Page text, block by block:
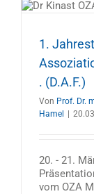
1.
. (D.A.F.)
Von Prof. Dr.
Hamel
20. - 21.
vom OZA